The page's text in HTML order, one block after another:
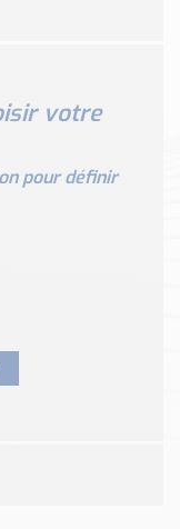
votre
pour définir